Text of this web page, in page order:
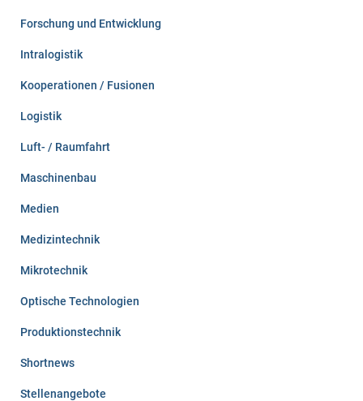
Forschung und Entwicklung
Intralogistik
Kooperationen / Fusionen
Logistik
Luft- / Raumfahrt
Maschinenbau
Medien
Medizintechnik
Mikrotechnik
Optische Technologien
Produktionstechnik
Shortnews
Stellenangebote